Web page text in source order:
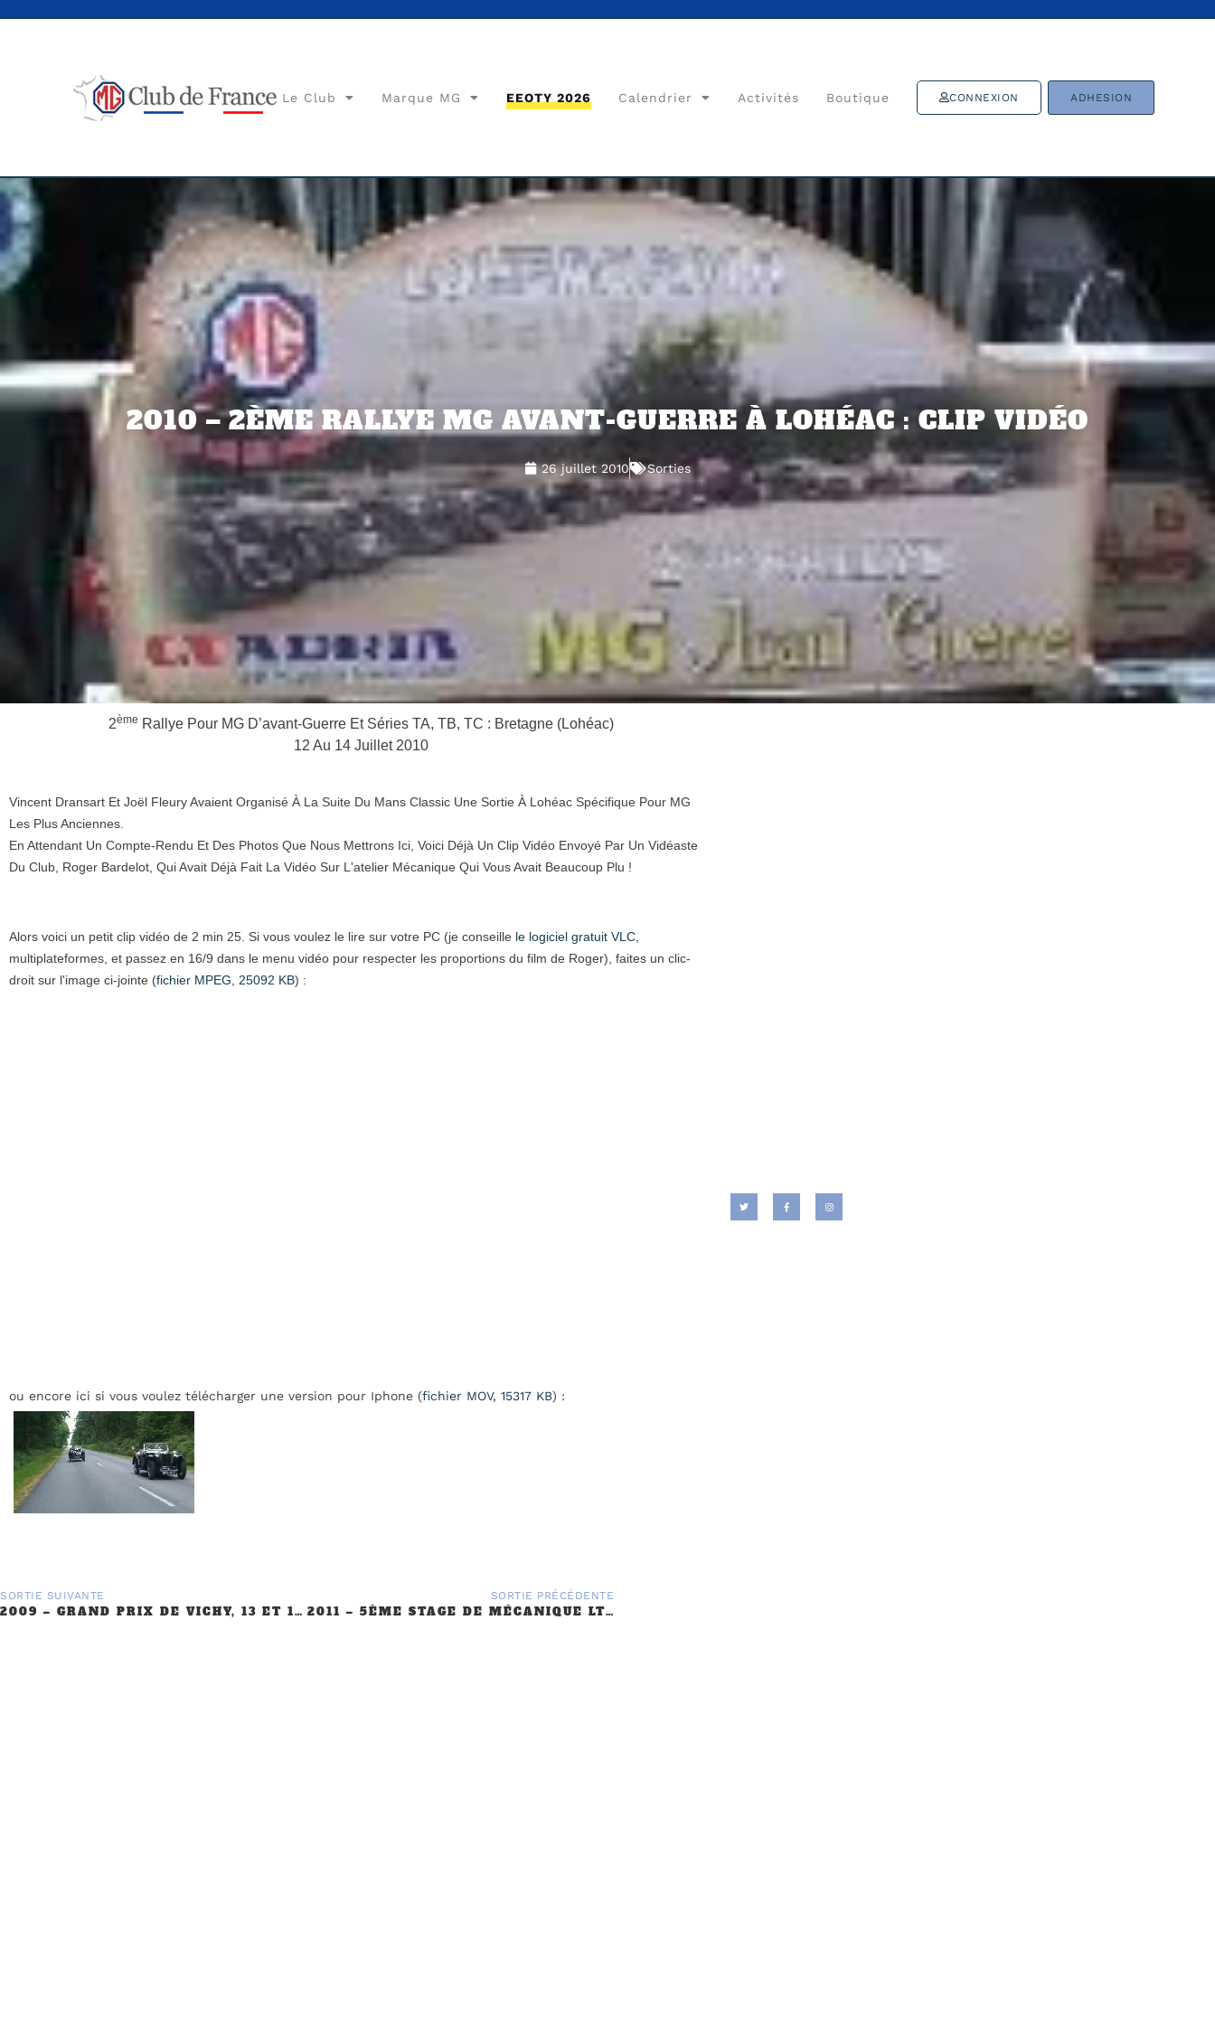
Le Club Marque MG EEOTY 2026 Calendrier Activités Boutique CONNEXION ADHESION
2010 – 2ÈME RALLYE MG AVANT-GUERRE À LOHÉAC : CLIP VIDÉO
26 juillet 2010 Sorties
2Ème Rallye Pour MG D’avant-Guerre Et Séries TA, TB, TC : Bretagne (Lohéac)
12 Au 14 Juillet 2010
Vincent Dransart Et Joël Fleury Avaient Organisé À La Suite Du Mans Classic Une Sortie À Lohéac Spécifique Pour MG
Les Plus Anciennes.
En Attendant Un Compte-Rendu Et Des Photos Que Nous Mettrons Ici, Voici Déjà Un Clip Vidéo Envoyé Par Un Vidéaste
Du Club, Roger Bardelot, Qui Avait Déjà Fait La Vidéo Sur L'atelier Mécanique Qui Vous Avait Beaucoup Plu !
Alors voici un petit clip vidéo de 2 min 25. Si vous voulez le lire sur votre PC (je conseille le logiciel gratuit VLC,
multiplateformes, et passez en 16/9 dans le menu vidéo pour respecter les proportions du film de Roger), faites un clic-
droit sur l'image ci-jointe (fichier MPEG, 25092 KB) :
ou encore ici si vous voulez télécharger une version pour Iphone (fichier MOV, 15317 KB) :
SORTIE SUIVANTE
2009 – GRAND PRIX DE VICHY, 13 ET 14 JUIN
SORTIE PRÉCÉDENTE
2011 – 5ÈME STAGE DE MÉCANIQUE LT CAMILLE JENATZY PARIS 18EME